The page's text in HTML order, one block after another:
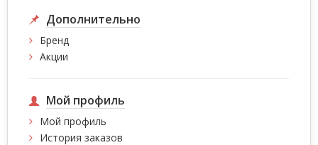
Дополнительно
Бренд
Акции
Мой профиль
Мой профиль
История заказов